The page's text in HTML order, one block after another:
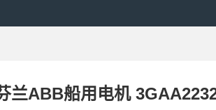
兰ABB船用电机